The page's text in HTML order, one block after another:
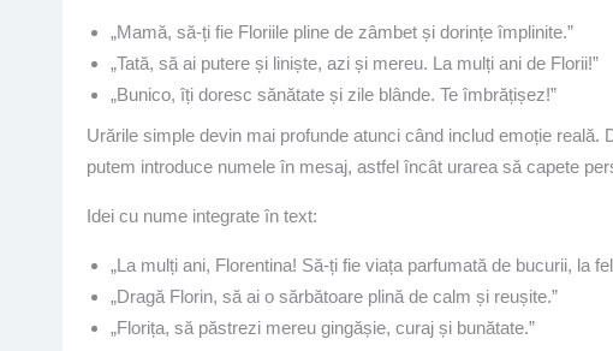
„Mamă, să-ți fie Floriile pline de zâmbet și dorințe împlinite.”
„Tată, să ai putere și liniște, azi și mereu. La mulți ani de Florii!”
„Bunico, îți doresc sănătate și zile blânde. Te îmbrățișez!”
Urările simple devin mai profunde atunci când includ emoție reală.
putem introduce numele în mesaj, astfel încât urarea să capete
Idei cu nume integrate în text:
„La mulți ani, Florentina! Să-ți fie viața parfumată de bucurii, la
„Dragă Florin, să ai o sărbătoare plină de calm și reușite.”
„Florița, să păstrezi mereu gingășie, curaj și bunătate.”